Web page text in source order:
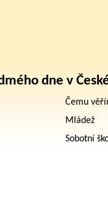
dne v
Čemu
Mládež
Sobotní